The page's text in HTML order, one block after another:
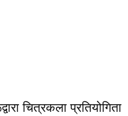
चित्रकला प्रतियोगिता